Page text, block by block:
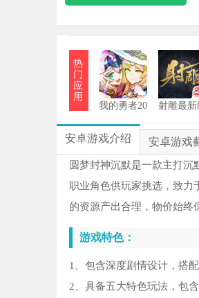
热
门
应
用
我的勇者20
射雕最新
安卓游戏介绍 安卓游戏
圆梦封神沉默是一款主打
职业角色供玩家挑选，致力
的资源产出合理，物价始终
游戏特色：
1、包含深度剧情设计，搭
2、具备五大特色玩法，包